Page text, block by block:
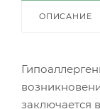
ОПИСАНИЕ
заключается